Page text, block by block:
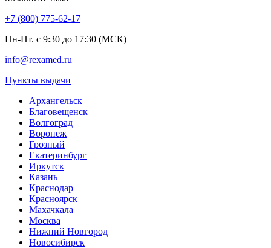
+7 (800) 775-62-17
Пн-Пт. с 9:30 до 17:30 (МСК)
info@rexamed.ru
Пункты выдачи
Архангельск
Благовещенск
Волгоград
Воронеж
Грозный
Екатеринбург
Иркутск
Казань
Краснодар
Красноярск
Махачкала
Москва
Нижний Новгород
Новосибирск